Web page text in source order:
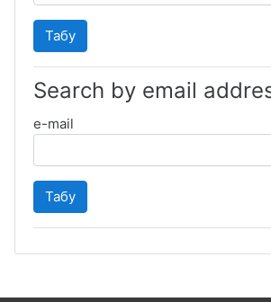
Search by email
e-mail